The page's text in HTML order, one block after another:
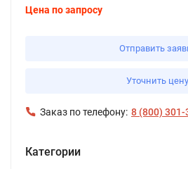
Цена по запросу
Отправить
Уточнить цену
Заказ по телефону: 8 (800) 301-
Категории